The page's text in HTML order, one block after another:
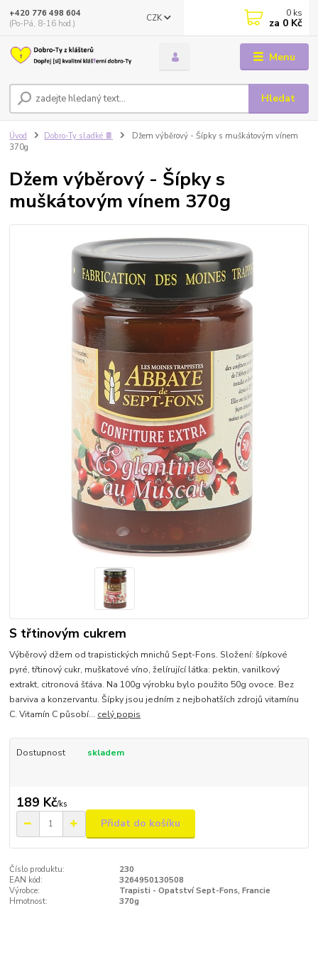
Menu
CZK
Hledat
+420 776 498 604
(Po-Pá, 8-16 hod.)
0 ks
za 0 Kč
Úvod Dobro-Ty sladké 🍫
Džem výběrový - Šípky s muškátovým vínem
370g
Džem výběrový - Šípky s
muškátovým vínem 370g
S třtinovým cukrem
Výběrový džem od trapistických mnichů Sept-Fons. Složení: šípkové
pyré, třtinový cukr, muškatové víno, želírující látka: pektin, vanilkový
extrakt, citronová šťáva. Na 100g výrobku bylo použito 50g ovoce. Bez
barviva a konzervantu. Šípky jsou jedním z nejbohatších zdrojů vitamínu
C. Vitamín C působí... celý popis
Dostupnost skladem
189 Kč/ks
Přidat do košíku
Číslo produktu:
230
EAN kód:
3264950130508
Výrobce:
Trapisti - Opatství Sept-Fons, Francie
Hmotnost:
370g